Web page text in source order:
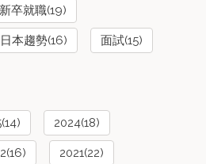
新卒就職(19)
日本趨勢(16) 面試(15)
2024(18)
2021(22)